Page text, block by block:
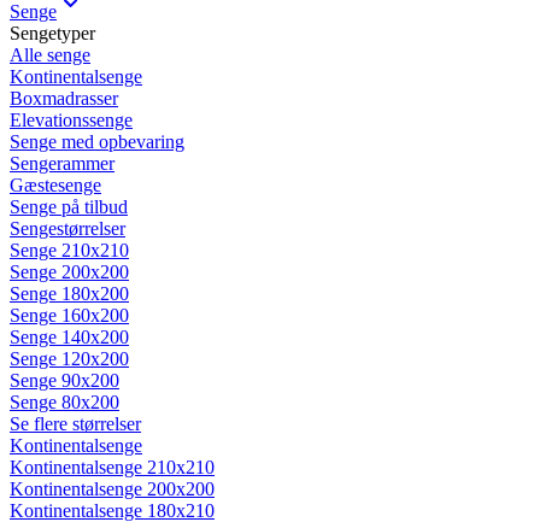
Senge
Sengetyper
Alle senge
Kontinentalsenge
Boxmadrasser
Elevationssenge
Senge med opbevaring
Sengerammer
Gæstesenge
Senge på tilbud
Sengestørrelser
Senge 210x210
Senge 200x200
Senge 180x200
Senge 160x200
Senge 140x200
Senge 120x200
Senge 90x200
Senge 80x200
Se flere størrelser
Kontinentalsenge
Kontinentalsenge 210x210
Kontinentalsenge 200x200
Kontinentalsenge 180x210